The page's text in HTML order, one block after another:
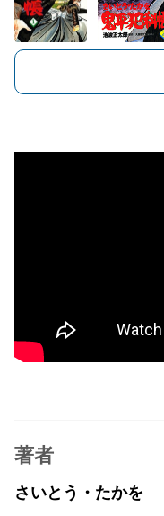
著者
さいとう・たかを